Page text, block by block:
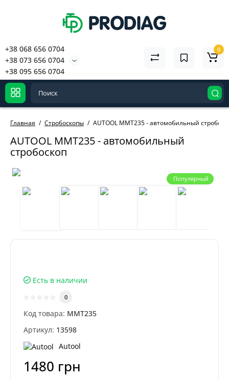
+38 068 656 0704
+38 073 656 0704
+38 095 656 0704
0
Главная Стробоскопы AUTOOL MMT235 - автомобильный
AUTOOL MMT235 - автомобильный
стробоскоп
Популярный
Есть в наличии
0
Код товара: MMT235
Артикул: 13598
Autool
1480 грн